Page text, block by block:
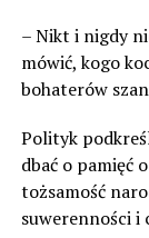
– Nikt i nigdy
mówić, kogo
bohaterów
Polityk
dbać o pamięć
tożsamość
suwerenności i